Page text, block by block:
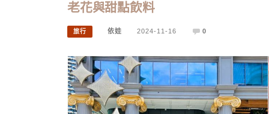
老花與甜點飲料
旅行 依娃 2024-11-16 0